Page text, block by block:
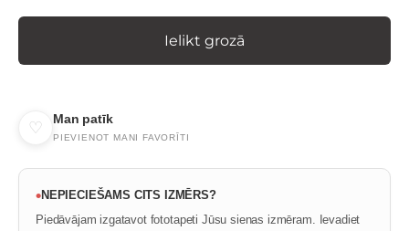
Ielikt grozā
♡ Man patīk
PIEVIENOT MANI FAVORĪTI
•NEPIECIEŠAMS CITS IZMĒRS?
Piedāvājam izgatavot fototapeti Jūsu sienas izmēram. Ievadiet